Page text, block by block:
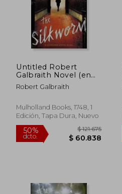
Untitled Robert
Galbraith Novel (en
Inglés)
Robert Galbraith
Mulholland Books, 1748, 1
Edición, Tapa Dura, Nuevo